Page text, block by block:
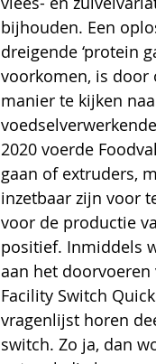
bijhouden. Een
dreigende ‘protein
voorkomen, is door
manier te kijken
2020 voerde
gaan of extruders,
inzetbaar zijn voor
voor de productie
positief. Inmiddels
aan het doorvoeren
Facility Switch
vragenlijst horen
switch. Zo ja, dan